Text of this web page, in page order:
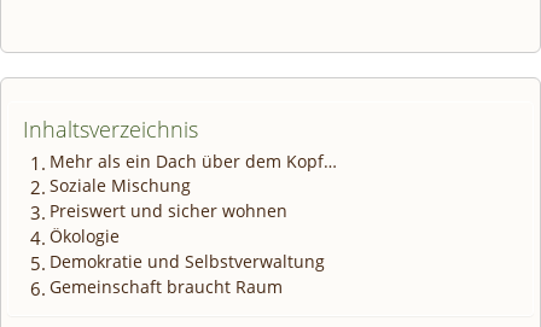
Inhaltsverzeichnis
Mehr als ein Dach über dem Kopf…
Soziale Mischung
Preiswert und sicher wohnen
Ökologie
Demokratie und Selbstverwaltung
Gemeinschaft braucht Raum